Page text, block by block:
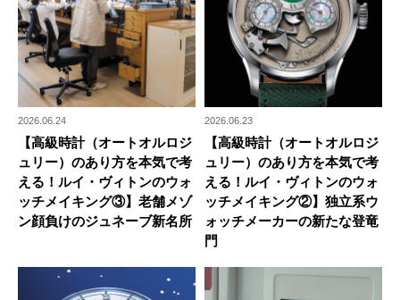
2026.06.24
【高級時計（オートオルロジ
ュリー）のあり方を本気で考
える！ルイ・ヴィトンのウォ
ッチメイキング③】老舗メゾ
ン顔負けのジュネーブ新名所
2026.06.23
【高級時計（オートオルロジ
ュリー）のあり方を本気で考
える！ルイ・ヴィトンのウォ
ッチメイキング②】独立系ウ
ォッチメーカーの新たな登竜
門